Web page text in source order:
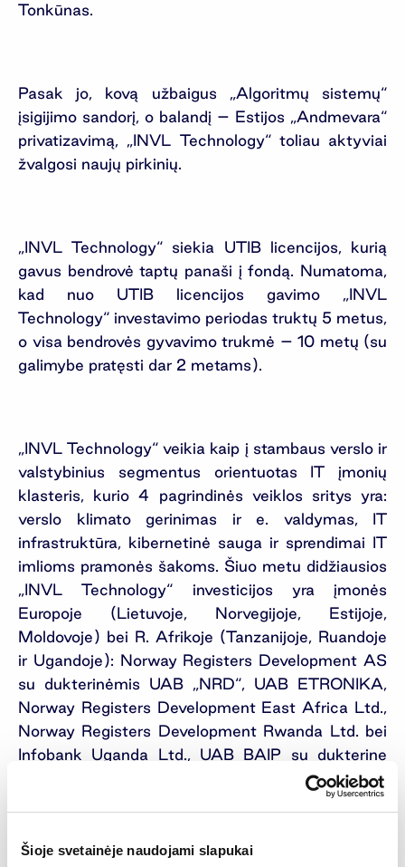
Šioje svetainėje naudojami slapukai
Tonkūnas.
Pasak jo, kovą užbaigus „Algoritmų sistemų“
įsigijimo sandorį, o balandį – Estijos „Andmevara“
privatizavimą, „INVL Technology“ toliau aktyviai
žvalgosi naujų pirkinių.
„INVL Technology“ siekia UTIB licencijos, kurią
gavus bendrovė taptų panaši į fondą. Numatoma,
kad nuo UTIB licencijos gavimo „INVL
Technology“ investavimo periodas truktų 5 metus,
o visa bendrovės gyvavimo trukmė – 10 metų (su
galimybe pratęsti dar 2 metams).
„INVL Technology“ veikia kaip į stambaus verslo ir
valstybinius segmentus orientuotas IT įmonių
klasteris, kurio 4 pagrindinės veiklos sritys yra:
verslo klimato gerinimas ir e. valdymas, IT
infrastruktūra, kibernetinė sauga ir sprendimai IT
imlioms pramonės šakoms. Šiuo metu didžiausios
„INVL Technology“ investicijos yra įmonės
Europoje (Lietuvoje, Norvegijoje, Estijoje,
Moldovoje) bei R. Afrikoje (Tanzanijoje, Ruandoje
ir Ugandoje): Norway Registers Development AS
su dukterinėmis UAB „NRD“, UAB ETRONIKA,
Norway Registers Development East Africa Ltd.,
Norway Registers Development Rwanda Ltd. bei
Infobank Uganda Ltd., UAB BAIP su dukterine
UAB „Acena“, UAB NRD CS, UAB „Algoritmų
sistemos” ir „Andmevara” AS su dukterine